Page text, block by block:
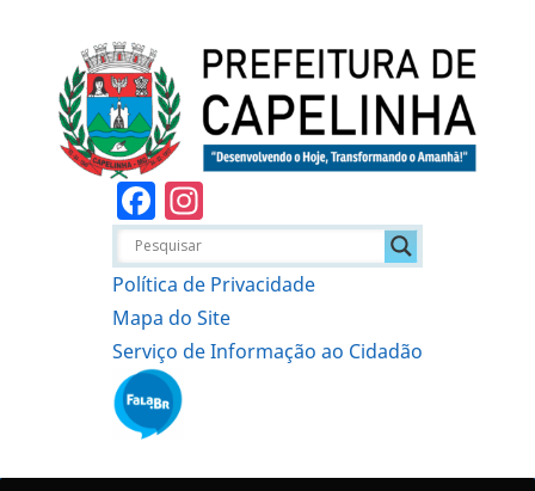
Facebook
Política de Privacidade
Mapa do Site
Serviço de Informação ao Cidadão